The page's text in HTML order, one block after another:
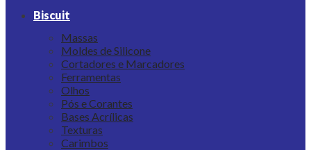
Biscuit
Massas
Moldes de Silicone
Cortadores e Marcadores
Ferramentas
Olhos
Pós e Corantes
Bases Acrílicas
Texturas
Carimbos